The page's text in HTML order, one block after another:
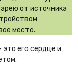
от источника
место.
это его сердце и